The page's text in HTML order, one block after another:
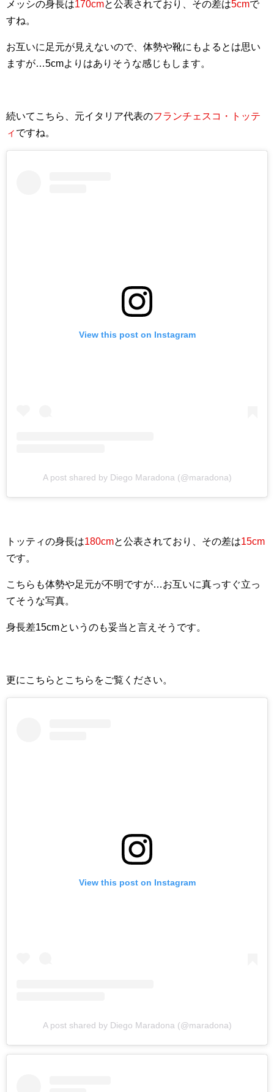
メッシの身長は170cmと公表されており、その差は5cmで
すね。
お互いに足元が見えないので、体勢や靴にもよるとは思い
ますが…5cmよりはありそうな感じもします。
続いてこちら、元イタリア代表のフランチェスコ・トッテ
ィ ですね。
View this post on Instagram
A post shared by Diego Maradona (@maradona)
トッティの身長は180cmと公表されており、その差は15cm
です。
こちらも体勢や足元が不明ですが…お互いに真っすぐ立っ
てそうな写真。
身長差15cmというのも妥当と言えそうです。
更にこちらとこちらをご覧ください。
View this post on Instagram
A post shared by Diego Maradona (@maradona)